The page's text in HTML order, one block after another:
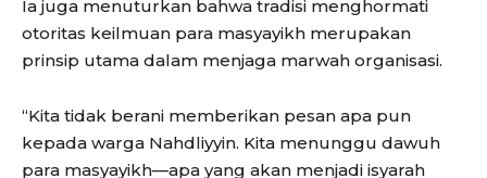
Ia juga menuturkan bahwa tradisi menghormati
otoritas keilmuan para masyayikh merupakan
prinsip utama dalam menjaga marwah organisasi.
“Kita tidak berani memberikan pesan apa pun
kepada warga Nahdliyyin. Kita menunggu dawuh
para masyayikh—apa yang akan menjadi isyarah